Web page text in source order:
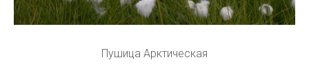
Пушица Арктическая